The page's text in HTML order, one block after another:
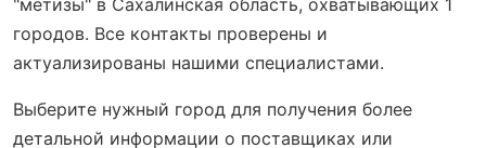
городов. Все контакты проверены и
актуализированы нашими специалистами.
Выберите нужный город для получения более
детальной информации о поставщиках или